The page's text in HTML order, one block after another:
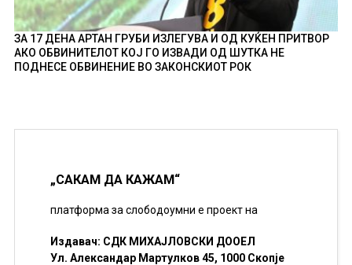
ЗА 17 ДЕНА АРТАН ГРУБИ ИЗЛЕГУВА И ОД КУЌЕН ПРИТВОР
АКО ОБВИНИТЕЛОТ КОЈ ГО ИЗВАДИ ОД ШУТКА НЕ
ПОДНЕСЕ ОБВИНЕНИЕ ВО ЗАКОНСКИОТ РОК
„САКАМ ДА КАЖАМ“
платформа за слободоумни е проект на
Издавач: СДК МИХАЈЛОВСКИ ДООЕЛ
Ул. Александар Мартулков 45, 1000 Скопје